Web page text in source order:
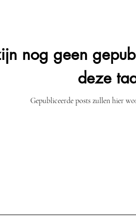
nog geen
deze
Gepubliceerde posts zullen hier